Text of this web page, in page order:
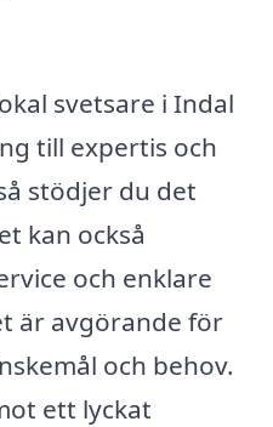
svetsare i Indal
till expertis och
stödjer du det
kan också
och enklare
är avgörande för
och behov.
ett lyckat